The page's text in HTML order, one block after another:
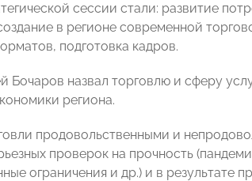
сессии стали: развитие
в регионе современной
подготовка кадров.
Бочаров назвал торговлю и сферу
региона.
продовольственными и
проверок на прочность
ограничения и др.) и в результате